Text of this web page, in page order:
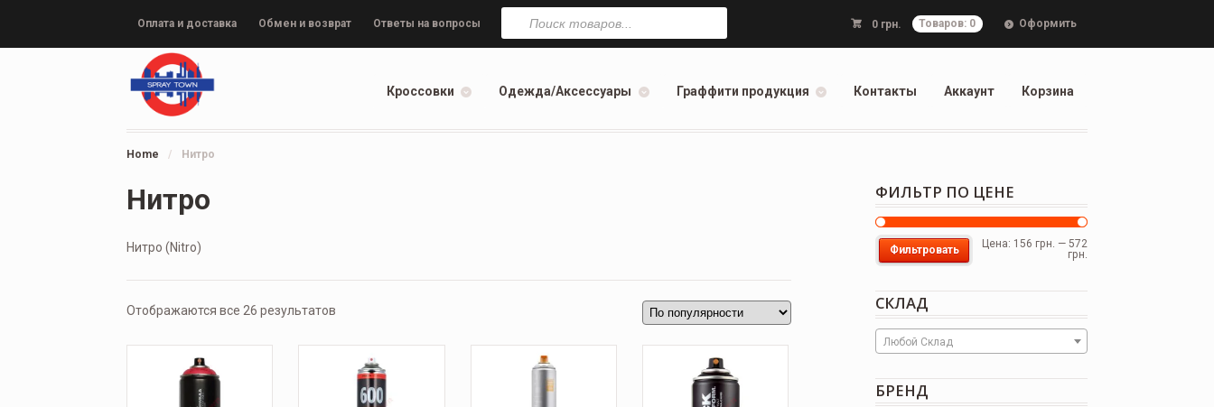
Оплата и доставка Обмен и возврат Ответы на вопросы 0 грн. Товаров: 0 Оформить
Поиск
товаров
Кроссовки Одежда/Аксессуары Граффити продукция Контакты Аккаунт Корзина
Home / Нитро
Нитро
Нитро (Nitro)
Отображаются все 26 результатов
ФИЛЬТР ПО ЦЕНЕ
Фильтровать Цена: 156 грн. — 572
грн.
СКЛАД
Любой Склад
БРЕНД